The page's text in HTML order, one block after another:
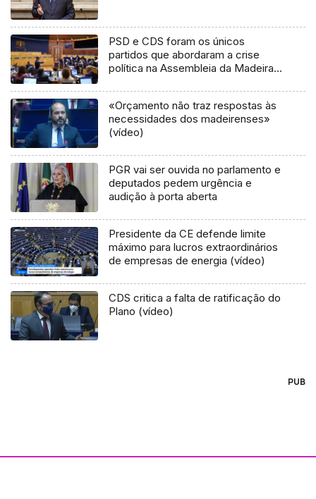
PSD e CDS foram os únicos
partidos que abordaram a crise
política na Assembleia da Madeira
«Orçamento não traz respostas às
necessidades dos madeirenses»
(vídeo)
PGR vai ser ouvida no parlamento e
deputados pedem urgência e
audição à porta aberta
Presidente da CE defende limite
máximo para lucros extraordinários
de empresas de energia (vídeo)
CDS critica a falta de ratificação do
Plano (vídeo)
PUB